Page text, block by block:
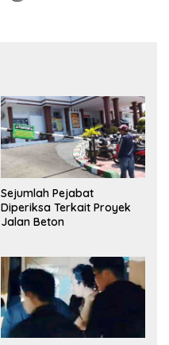
Sejumlah Pejabat
Diperiksa Terkait Proyek
Jalan Beton